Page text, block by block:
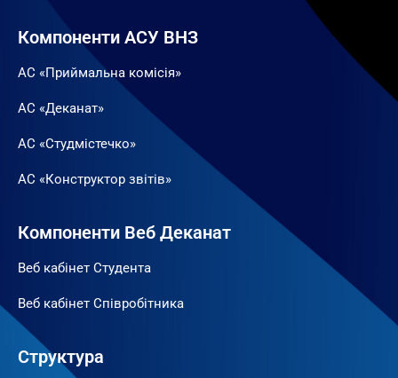
Компоненти АСУ ВНЗ
АС «Приймальна комісія»
АС «Деканат»
АС «Студмістечко»
АС «Конструктор звітів»
Компоненти Веб Деканат
Веб кабінет Студента
Веб кабінет Співробітника
Структура